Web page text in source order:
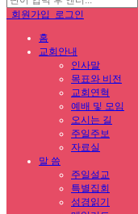
회원가입 로그인
홈
교회안내
인사말
목표와 비전
교회연혁
예배 및 모임
오시는 길
주일주보
자료실
말 씀
주일설교
특별집회
성경읽기